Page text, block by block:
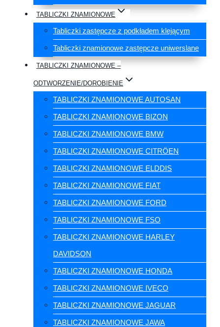
TABLICZKI ZNAMIONOWE
Tabliczki zastępcze z podkładem klejącym
Tabliczki znamionowe zastępcze uniwerslane
TABLICZKI ZNAMIONOWE –
ODTWORZENIE/DOROBIENIE
TABLICZKI ZNAMIONOWE AUTOSAN
TABLICZKI ZNAMIONOWE BIZON
TABLICZKI ZNAMIONOWE BMW
TABLICZKI ZNAMIONOWE CITRÖEN
TABLICZKI ZNAMIONOWE ELDDIS
TABLICZKI ZNAMIONOWE FIAT
TABLICZKI ZNAMIONOWE FORD
TABLICZKI ZNAMIONOWE FSO
TABLICZKI ZNAMIONOWE HARLEY
DAVIDSON
TABLICZKI ZNAMIONOWE HONDA
TABLICZKI ZNAMIONOWE IVECO
TABLICZKI ZNAMIONOWE JAGUAR
TABLICZKI ZNAMIONOWE JAWA